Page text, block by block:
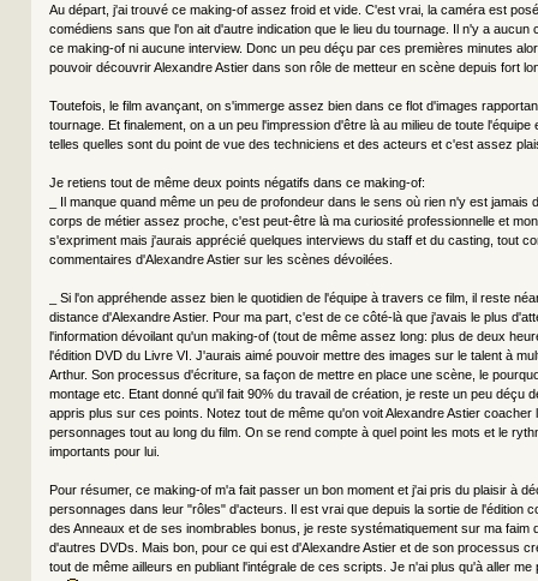
Au départ, j'ai trouvé ce making-of assez froid et vide. C'est vrai, la caméra est
comédiens sans que l'on ait d'autre indication que le lieu du tournage. Il n'y a aucun
ce making-of ni aucune interview. Donc un peu déçu par ces premières minutes
pouvoir découvrir Alexandre Astier dans son rôle de metteur en scène depuis fort
Toutefois, le film avançant, on s'immerge assez bien dans ce flot d'images
tournage. Et finalement, on a un peu l'impression d'être là au milieu de toute
telles quelles sont du point de vue des techniciens et des acteurs et c'est assez
Je retiens tout de même deux points négatifs dans ce making-of:
_ Il manque quand même un peu de profondeur dans le sens où rien n'y est jamais
corps de métier assez proche, c'est peut-être là ma curiosité professionnelle et
s'expriment mais j'aurais apprécié quelques interviews du staff et du casting, tout
commentaires d'Alexandre Astier sur les scènes dévoilées.
_ Si l'on appréhende assez bien le quotidien de l'équipe à travers ce film, il reste
distance d'Alexandre Astier. Pour ma part, c'est de ce côté-là que j'avais le plus
l'information dévoilant qu'un making-of (tout de même assez long: plus de deux
l'édition DVD du Livre VI. J'aurais aimé pouvoir mettre des images sur le talent à
Arthur. Son processus d'écriture, sa façon de mettre en place une scène, le
montage etc. Etant donné qu'il fait 90% du travail de création, je reste un peu déçu
appris plus sur ces points. Notez tout de même qu'on voit Alexandre Astier coacher
personnages tout au long du film. On se rend compte à quel point les mots et le
importants pour lui.
Pour résumer, ce making-of m'a fait passer un bon moment et j'ai pris du plaisir à
personnages dans leur "rôles" d'acteurs. Il est vrai que depuis la sortie de l'édition
des Anneaux et de ses inombrables bonus, je reste systématiquement sur ma faim
d'autres DVDs. Mais bon, pour ce qui est d'Alexandre Astier et de son processus
tout de même ailleurs en publiant l'intégrale de ces scripts. Je n'ai plus qu'à aller